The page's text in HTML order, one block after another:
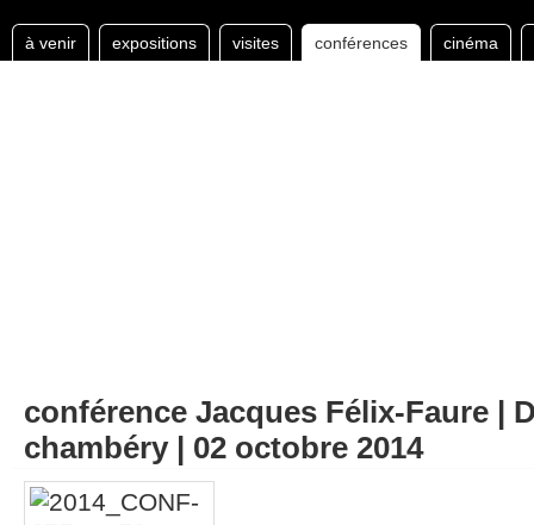
à venir expositions visites conférences cinéma
conférence Jacques Félix-Faure |
chambéry | 02 octobre 2014